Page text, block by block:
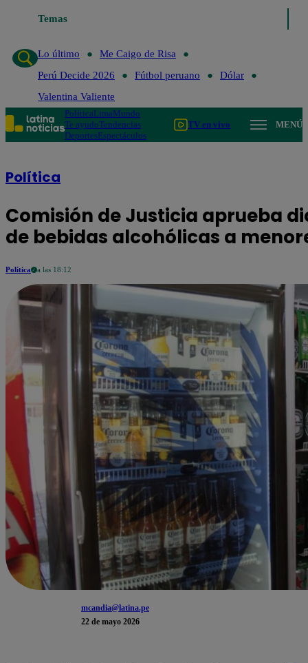
Temas
Lo último
Me Caigo de Risa
Perú Decide 2026
Fútbol peruano
Dólar
Valentina Valiente
PolíticaLimaMundo
Te ayudoTendencias
DeportesEspectáculos
TV en vivo MENÚ
Política
Comisión de Justicia aprueba
de bebidas alcohólicas a
Política a las 18:12
mcandia@latina.pe
22 de mayo 2026